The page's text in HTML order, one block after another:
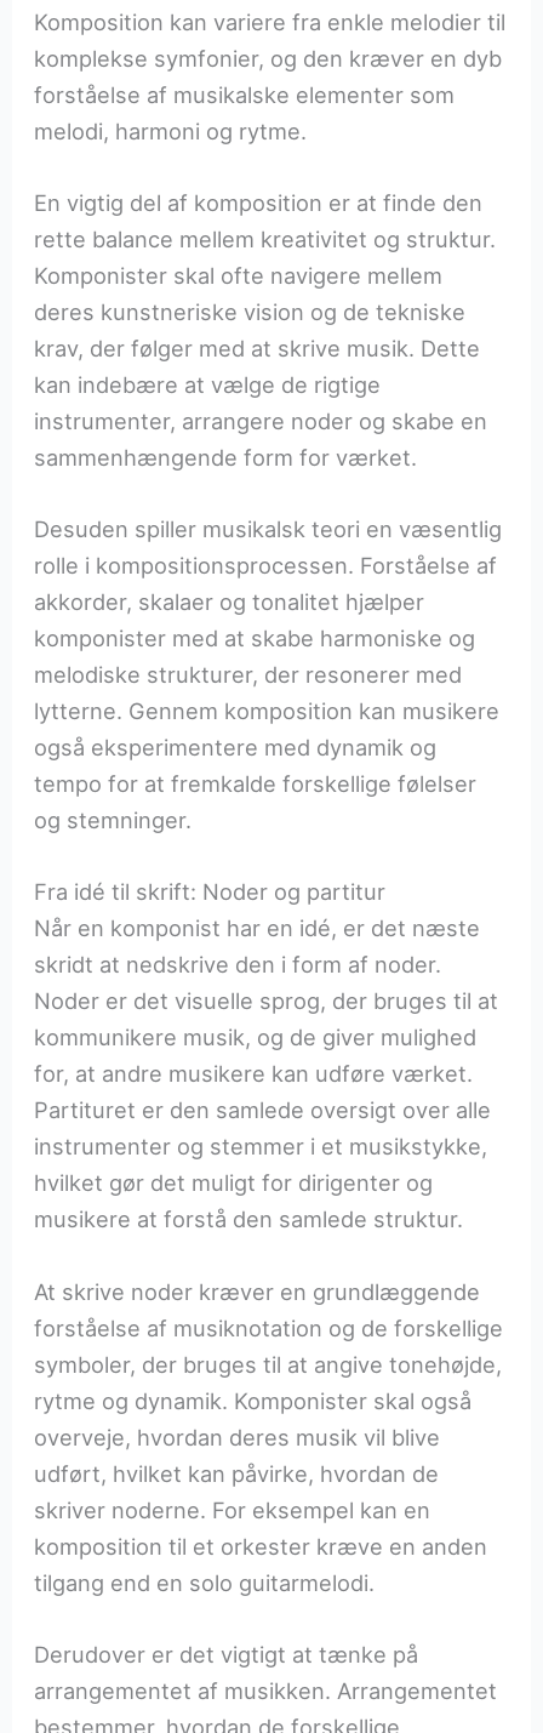
Komposition kan variere fra enkle melodier til
komplekse symfonier, og den kræver en dyb
forståelse af musikalske elementer som
melodi, harmoni og rytme.
En vigtig del af komposition er at finde den
rette balance mellem kreativitet og struktur.
Komponister skal ofte navigere mellem
deres kunstneriske vision og de tekniske
krav, der følger med at skrive musik. Dette
kan indebære at vælge de rigtige
instrumenter, arrangere noder og skabe en
sammenhængende form for værket.
Desuden spiller musikalsk teori en væsentlig
rolle i kompositionsprocessen. Forståelse af
akkorder, skalaer og tonalitet hjælper
komponister med at skabe harmoniske og
melodiske strukturer, der resonerer med
lytterne. Gennem komposition kan musikere
også eksperimentere med dynamik og
tempo for at fremkalde forskellige følelser
og stemninger.
Fra idé til skrift: Noder og partitur
Når en komponist har en idé, er det næste
skridt at nedskrive den i form af noder.
Noder er det visuelle sprog, der bruges til at
kommunikere musik, og de giver mulighed
for, at andre musikere kan udføre værket.
Partituret er den samlede oversigt over alle
instrumenter og stemmer i et musikstykke,
hvilket gør det muligt for dirigenter og
musikere at forstå den samlede struktur.
At skrive noder kræver en grundlæggende
forståelse af musiknotation og de forskellige
symboler, der bruges til at angive tonehøjde,
rytme og dynamik. Komponister skal også
overveje, hvordan deres musik vil blive
udført, hvilket kan påvirke, hvordan de
skriver noderne. For eksempel kan en
komposition til et orkester kræve en anden
tilgang end en solo guitarmelodi.
Derudover er det vigtigt at tænke på
arrangementet af musikken. Arrangementet
bestemmer, hvordan de forskellige